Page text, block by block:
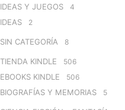
IDEAS Y JUEGOS 4
IDEAS 2
SIN CATEGORÍA 8
TIENDA KINDLE 506
EBOOKS KINDLE 506
BIOGRAFÍAS Y MEMORIAS 5